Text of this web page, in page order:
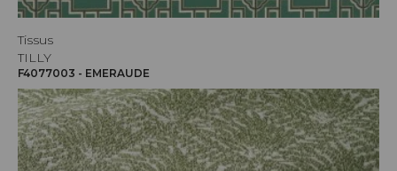
Tissus
TILLY
F4077003 - EMERAUDE